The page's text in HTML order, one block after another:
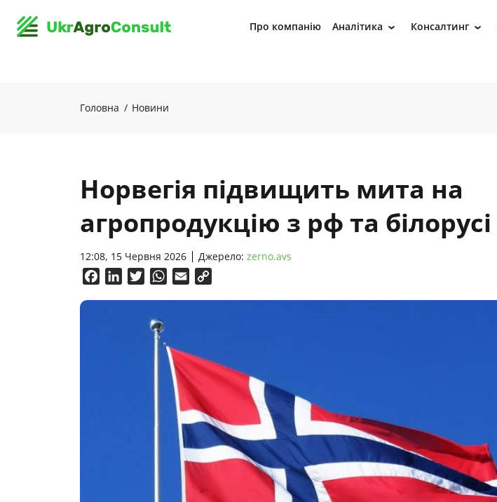
Про компанію Аналітика › Консалтинг ›
Головна Новини
Норвегія підвищить мита на
агропродукцію з рф та білорусі
12:08, 15 Червня 2026 Джерело: zerno.avs
FacebookLinkedInTwitterWhatsApp
Email